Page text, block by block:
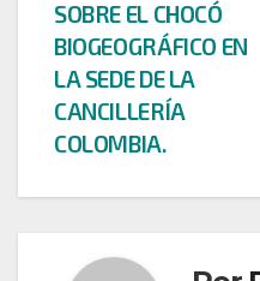
SOBRE EL CHOCÓ
BIOGEOGRÁFICO EN
LA SEDE DE LA
CANCILLERÍA
COLOMBIA.